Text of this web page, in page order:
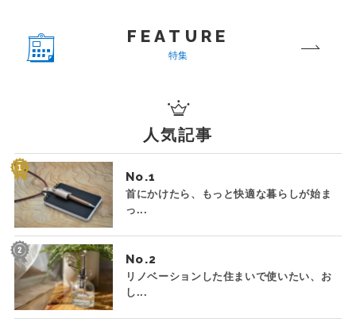
FEATURE
特集
人気記事
No.
首にかけたら、もっと快適な暮らしが始ま
っ...
No.
リノベーションした住まいで使いたい、お
し...